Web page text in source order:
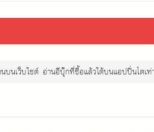
บนเว็บไซต์ อ่านอีบุ๊กที่ซื้อแล้วได้บนแอปปิ่นโตเ